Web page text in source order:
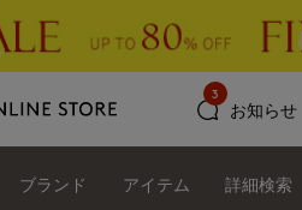
お知らせ
3
ブランド アイテム 詳細検索